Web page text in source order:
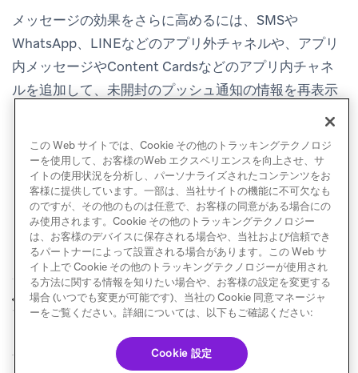
メッセージの効果をさらに高めるには、SMSや
WhatsApp、LINEなどのアプリ外チャネルや、アプリ
内メッセージやContent Cardsなどのアプリ内チャネ
ルを追加して、未開封のプッシュ通知の情報を再表示
します。ユーザーは次回アプリを開いたときに、見逃
した可能性のある情報を確認できます。
前へ プッシュプライマー
アプリ内メッセージ
次へ
送信前に知っておく
べきこと
この Web サイトでは、Cookie その他のトラッキングテクノロジ
ーを使用して、お客様のWeb エクスペリエンスを向上させ、サ
イトの使用状況を分析し、パーソナライズされたコンテンツをお
客様に提供しています。一部は、当社サイトの機能に不可欠なも
のですが、その他のものは任意で、お客様の同意がある場合にの
み使用されます。Cookie その他のトラッキングテクノロジー
は、お客様のデバイスに保存される場合や、当社および信頼でき
るパートナーによって設置される場合があります。この Web サ
イト上で Cookie その他のトラッキングテクノロジーが使用され
る方法に関する情報を知りたい場合や、お客様の設定を変更する
場合 (いつでも変更が可能です)、当社の Cookie 同意マネージャ
ーをご覧ください。詳細については、以下もご確認ください:
Cookie 設定